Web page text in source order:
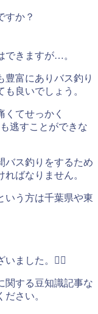
すか？
できますが…。
豊富にありバス釣り
良いでしょう。
くてせっかく
逃すことができな
バス釣りをするため
ばなりません。
いう方は千葉県や東
ました。🙇‍♂️
関する豆知識記事な
さい。